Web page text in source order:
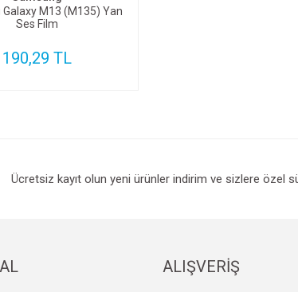
M13 (M135) Yan
Ses Film
190,29 TL
Ücretsiz kayıt olun yeni ürünler indirim ve sizlere özel
ALIŞVERİŞ